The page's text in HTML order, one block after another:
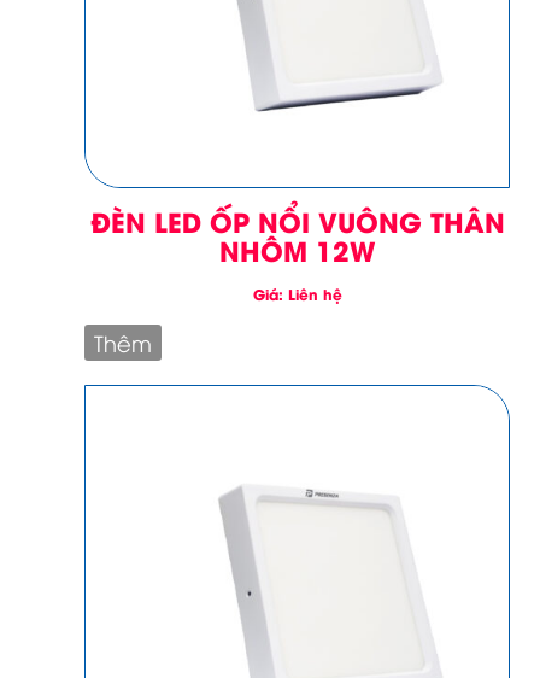
ĐÈN LED ỐP NỔI VUÔNG THÂN
NHÔM 12W
Giá: Liên hệ
Thêm